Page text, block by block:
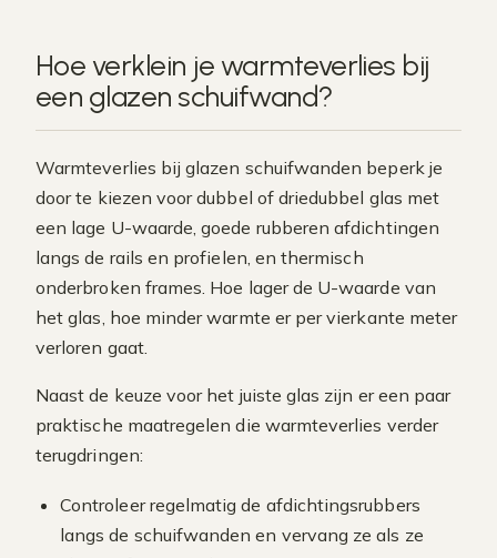
Hoe verklein je warmteverlies bij
een glazen schuifwand?
Warmteverlies bij glazen schuifwanden beperk je
door te kiezen voor dubbel of driedubbel glas met
een lage U-waarde, goede rubberen afdichtingen
langs de rails en profielen, en thermisch
onderbroken frames. Hoe lager de U-waarde van
het glas, hoe minder warmte er per vierkante meter
verloren gaat.
Naast de keuze voor het juiste glas zijn er een paar
praktische maatregelen die warmteverlies verder
terugdringen:
Controleer regelmatig de afdichtingsrubbers
langs de schuifwanden en vervang ze als ze